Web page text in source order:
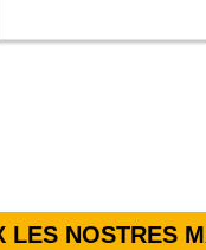
LES NOSTRES